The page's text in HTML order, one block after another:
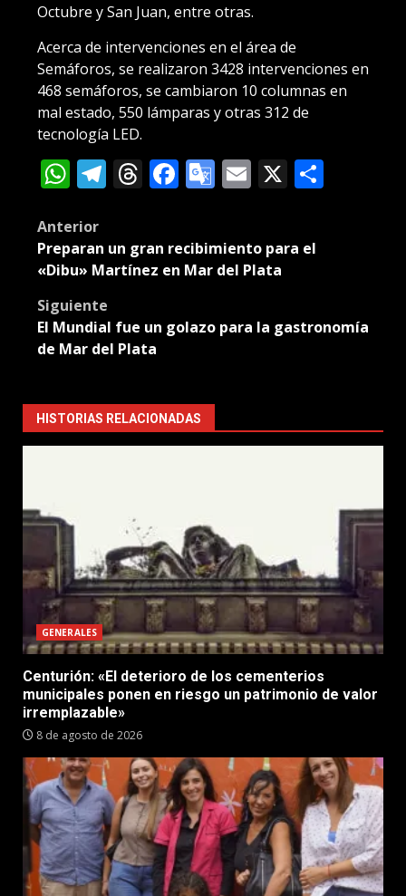
Octubre y San Juan, entre otras.
Acerca de intervenciones en el área de
Semáforos, se realizaron 3428 intervenciones en
468 semáforos, se cambiaron 10 columnas en
mal estado, 550 lámparas y otras 312 de
tecnología LED.
WhatsApp
Telegram
Threads
Facebook
Google
Email
X
Post
navigation
Anterior
Preparan un gran recibimiento para el
«Dibu» Martínez en Mar del Plata
Siguiente
El Mundial fue un golazo para la gastronomía
de Mar del Plata
HISTORIAS RELACIONADAS
GENERALES
Centurión: «El deterioro de los cementerios
municipales ponen en riesgo un patrimonio de valor
irremplazable»
8 de agosto de 2026